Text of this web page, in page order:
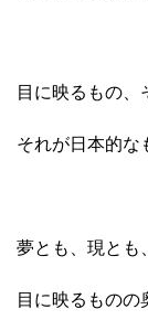
目に映るもの、
それが日本的な
夢とも、現とも
目に映るものの